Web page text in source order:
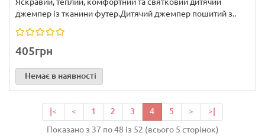
джемпер із тканини футер.Дитячий джемпер пошитий з..
405грн
Немає в наявності
|< < 1 2 3 4 5 >
>|
Показано з 37 по 48 із 52 (всього 5 сторінок)